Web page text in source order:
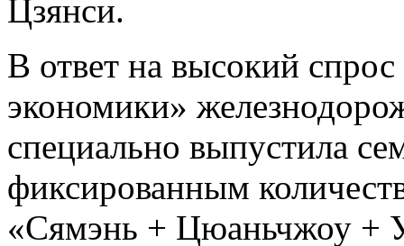
Цзянси.
В ответ на высокий
экономики»
специально выпустила
фиксированным
«Сямэнь + Цюаньчжоу +